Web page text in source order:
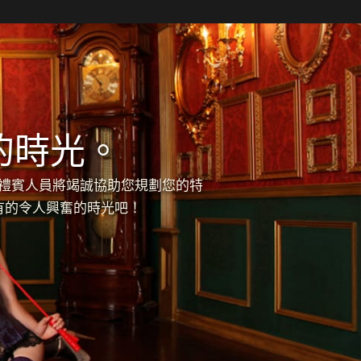
時光。
賓人員將竭誠協助您規劃您的特
令人興奮的時光吧！